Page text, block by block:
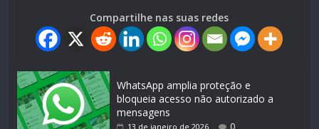
Compartilhe nas suas redes
WhatsApp amplia proteção e
bloqueia acesso não autorizado a
mensagens
13 de janeiro de 2026